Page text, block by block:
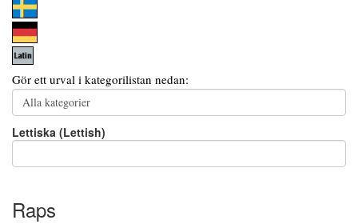
Gör ett urval i kategorilistan nedan:
Lettiska (Lettish)
Raps